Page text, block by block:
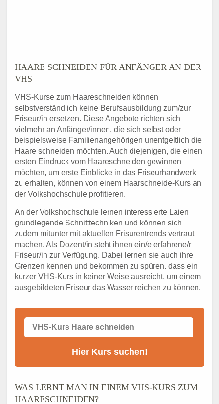
HAARE SCHNEIDEN FÜR ANFÄNGER AN DER
VHS
VHS-Kurse zum Haareschneiden können
selbstverständlich keine Berufsausbildung zum/zur
Friseur/in ersetzen. Diese Angebote richten sich
vielmehr an Anfänger/innen, die sich selbst oder
beispielsweise Familienangehörigen unentgeltlich die
Haare schneiden möchten. Auch diejenigen, die einen
ersten Eindruck vom Haareschneiden gewinnen
möchten, um erste Einblicke in das Friseurhandwerk
zu erhalten, können von einem Haarschneide-Kurs an
der Volkshochschule profitieren.
An der Volkshochschule lernen interessierte Laien
grundlegende Schnitttechniken und können sich
zudem mitunter mit aktuellen Frisurentrends vertraut
machen. Als Dozent/in steht ihnen ein/e erfahrene/r
Friseur/in zur Verfügung. Dabei lernen sie auch ihre
Grenzen kennen und bekommen zu spüren, dass ein
kurzer VHS-Kurs in keiner Weise ausreicht, um einem
ausgebildeten Friseur das Wasser reichen zu können.
WAS LERNT MAN IN EINEM VHS-KURS ZUM
HAARESCHNEIDEN?